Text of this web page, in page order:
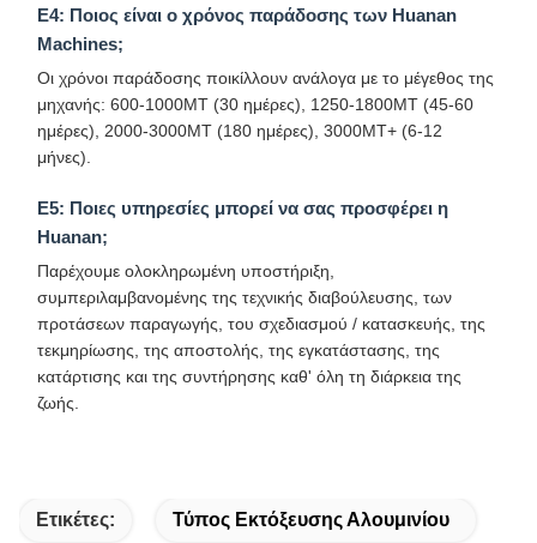
Ε4: Ποιος είναι ο χρόνος παράδοσης των Huanan
Machines;
Οι χρόνοι παράδοσης ποικίλλουν ανάλογα με το μέγεθος της
μηχανής: 600-1000MT (30 ημέρες), 1250-1800MT (45-60
ημέρες), 2000-3000MT (180 ημέρες), 3000MT+ (6-12
μήνες).
Ε5: Ποιες υπηρεσίες μπορεί να σας προσφέρει η
Huanan;
Παρέχουμε ολοκληρωμένη υποστήριξη,
συμπεριλαμβανομένης της τεχνικής διαβούλευσης, των
προτάσεων παραγωγής, του σχεδιασμού / κατασκευής, της
τεκμηρίωσης, της αποστολής, της εγκατάστασης, της
κατάρτισης και της συντήρησης καθ' όλη τη διάρκεια της
ζωής.
Ετικέτες: Τύπος Εκτόξευσης Αλουμινίου